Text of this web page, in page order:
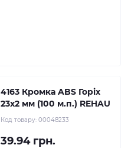
4163 Кромка ABS Горіх
23х2 мм (100 м.п.) REHAU
Код товару: 00048233
39.94 грн.